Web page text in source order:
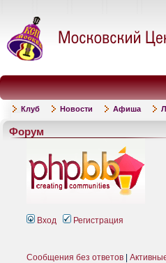
Клуб Новости Афиша
Форум
Вход Регистрация
Сообщения без ответов